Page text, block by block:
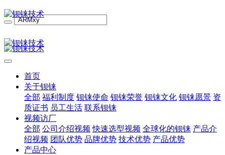
首页
关于钡铼
全部 福利制度 钡铼使命 钡铼荣誉 钡铼文化 钡铼愿景 资
质证书 员工生活 联系钡铼
视频访厂
全部 公司介绍视频 快速选型视频 全球化的钡铼 产品介
绍视频 团队优势 品牌优势 技术优势 产品优势
产品中心